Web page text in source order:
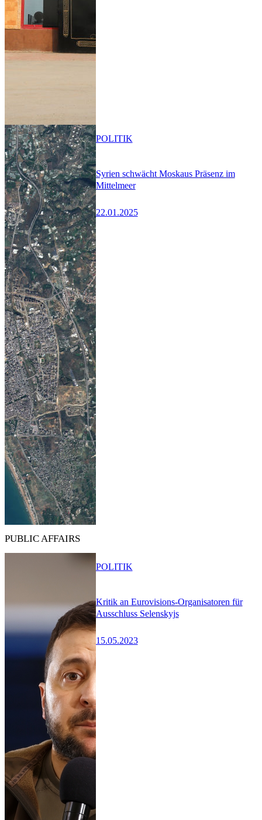
Syrien schwächt Moskaus Präsenz im
Mittelmeer
22.01.2025
POLITIK
PUBLIC AFFAIRS
Kritik an Eurovisions-Organisatoren für
Ausschluss Selenskyjs
15.05.2023
POLITIK